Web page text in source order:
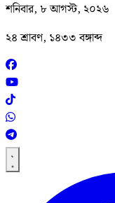
শনিবার, ৮ আগস্ট, ২০২৬
২৪ শ্রাবণ, ১৪৩৩ বঙ্গাব্দ